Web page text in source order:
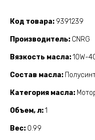
Код товара 9391239
Производитель CNRG
Вязкость масла 10W-
Состав масла
Категория масла
Объем, л 1
Вес 0.99